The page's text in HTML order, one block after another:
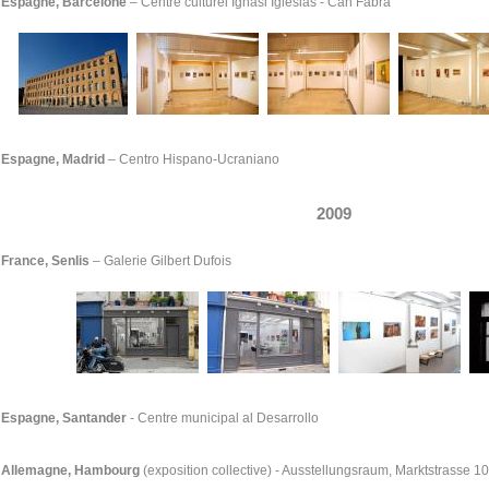
Espagne, Madrid – Centro Hispano-Ucraniano
2009
France, Senlis – Galerie Gilbert Dufois
Santander - Centre municipal al Desarrollo
Hambourg (exposition collective) - Ausstellungsraum, Marktstrasse